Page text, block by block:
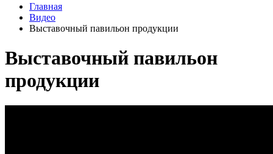
Главная
Видео
Выставочный павильон продукции
Выставочный павильон
продукции